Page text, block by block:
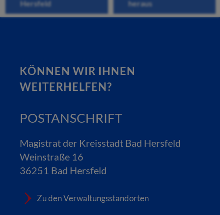
Hersfeld
heraus
KÖNNEN WIR IHNEN
WEITERHELFEN?
POSTANSCHRIFT
Magistrat der Kreisstadt Bad Hersfeld
Weinstraße 16
36251 Bad Hersfeld
Zu den Verwaltungsstandorten